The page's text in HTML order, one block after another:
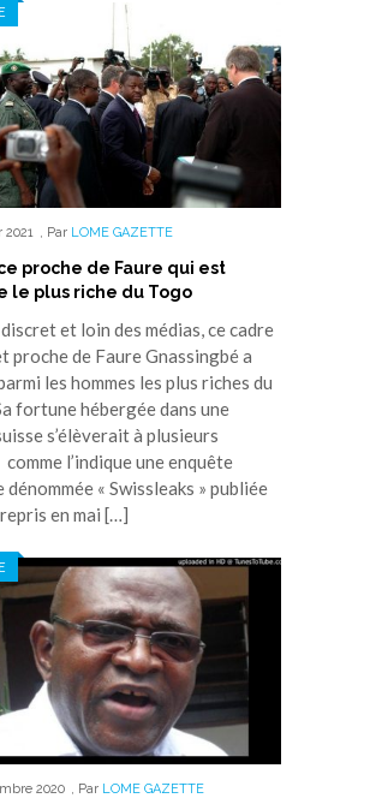
2021 , Par LOME GAZETTE
proche de Faure qui est
le plus riche du Togo
et loin des médias, ce cadre
proche de Faure Gnassingbé a
les hommes les plus riches du
fortune hébergée dans une
s’élèverait à plusieurs
l’indique une enquête
dénommée « Swissleaks » publiée
en mai […]
2020 , Par LOME GAZETTE